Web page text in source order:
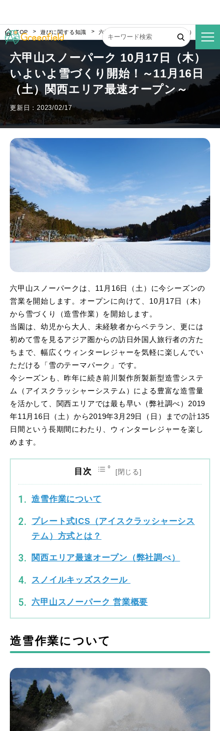
TOP 遊びに関する知識 六甲山スノーパーク 10月17日（木）いよい
六甲山スノーパーク 10月17日（木）
いよいよ雪づくり開始！～11月16日
（土）関西エリア最速オープン～
更新日：2023/02/17
六甲山スノーパークは、11月16日（土）に今シーズンの
営業を開始します。オープンに向けて、10月17日（木）
から雪づくり（造雪作業）を開始します。
当園は、幼児から大人、未経験者からベテラン、更には
初めて雪を見るアジア圏からの訪日外国人旅行者の方た
ちまで、幅広くウィンターレジャーを気軽に楽しんでい
ただける「雪のテーマパーク」です。
今シーズンも、昨年に続き前川製作所製新型造雪システ
ム（アイスクラッシャーシステム）による豊富な造雪量
を活かして、関西エリアでは最も早い（弊社調べ）2019
年11月16日（土）から2019年3月29日（日）までの計135
日間という長期間にわたり、ウィンターレジャーを楽し
めます。
目次
造雪作業について
プレート式ICS（アイスクラッシャーシス
テム）方式とは？
関西エリア最速オープン（弊社調べ）
スノイルキッズスクール
六甲山スノーパーク 営業概要
造雪作業について